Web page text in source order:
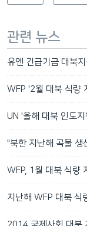
관련 뉴스
유엔 긴급기금 대북
WFP '2월 대북 식량
UN '올해 대북 인도
"북한 지난해 곡물 생
WFP, 1월 대북 식량
지난해 WFP 대북 식